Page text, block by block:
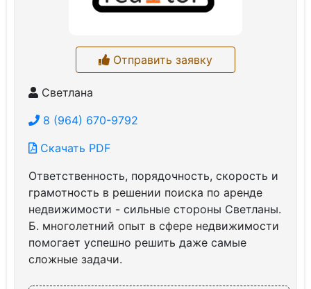
Отправить заявку
Светлана
8 (964) 670-9792
Скачать PDF
Ответственность, порядочность, скорость и
грамотность в решении поиска по аренде
недвижимости - сильные стороны Светланы.
Б. многолетний опыт в сфере недвижимости
помогает успешно решить даже самые
сложные задачи.